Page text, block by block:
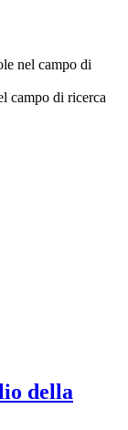
nel campo di
campo di ricerca
della